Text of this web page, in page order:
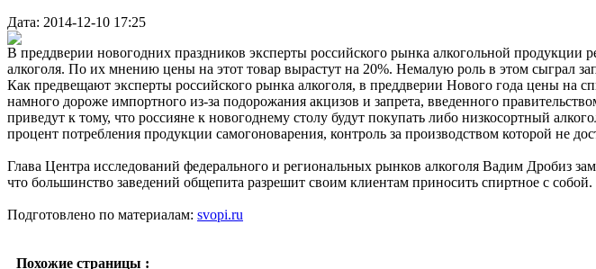
Дата: 2014-12-10 17:25
В преддверии новогодних праздников эксперты российского рынка алкогольной
алкоголя. По их мнению цены на этот товар вырастут на 20%. Немалую роль в этом сыграл
Как предвещают эксперты российского рынка алкоголя, в преддверии Нового года цены на
намного дороже импортного из-за подорожания акцизов и запрета, введенного
приведут к тому, что россияне к новогоднему столу будут покупать либо низкосортный
процент потребления продукции самогоноварения, контроль за производством которой не
Глава Центра исследований федерального и региональных рынков алкоголя Вадим Дробиз
что большинство заведений общепита разрешит своим клиентам приносить спиртное с собой.
Подготовлено по материалам: svopi.ru
Похожие страницы :